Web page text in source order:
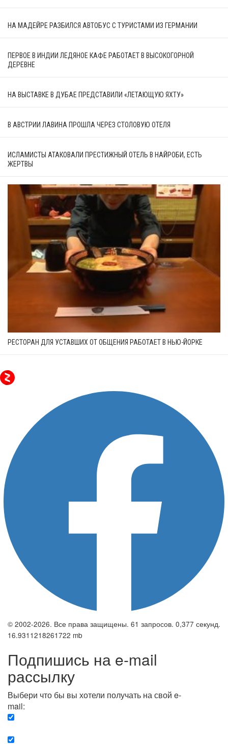
НА МАДЕЙРЕ РАЗБИЛСЯ АВТОБУС С ТУРИСТАМИ ИЗ ГЕРМАНИИ
ПЕРВОЕ В ИНДИИ ЛЕДЯНОЕ КАФЕ РАБОТАЕТ В ВЫСОКОГОРНОЙ
ДЕРЕВНЕ
НА ВЫСТАВКЕ В ДУБАЕ ПРЕДСТАВИЛИ «ЛЕТАЮЩУЮ ЯХТУ»
В АВСТРИИ ЛАВИНА ПРОШЛА ЧЕРЕЗ СТОЛОВУЮ ОТЕЛЯ
ИСЛАМИСТЫ АТАКОВАЛИ ПРЕСТИЖНЫЙ ОТЕЛЬ В НАЙРОБИ, ЕСТЬ
ЖЕРТВЫ
РЕСТОРАН ДЛЯ УСТАВШИХ ОТ ОБЩЕНИЯ РАБОТАЕТ В НЬЮ-ЙОРКЕ
© 2002-2026. Все права защищены. 61 запросов. 0,377 секунд.
16.9311218261722 mb
Подпишись на e-mail
рассылку
Выбери что бы вы хотели получать на свой e-
mail: